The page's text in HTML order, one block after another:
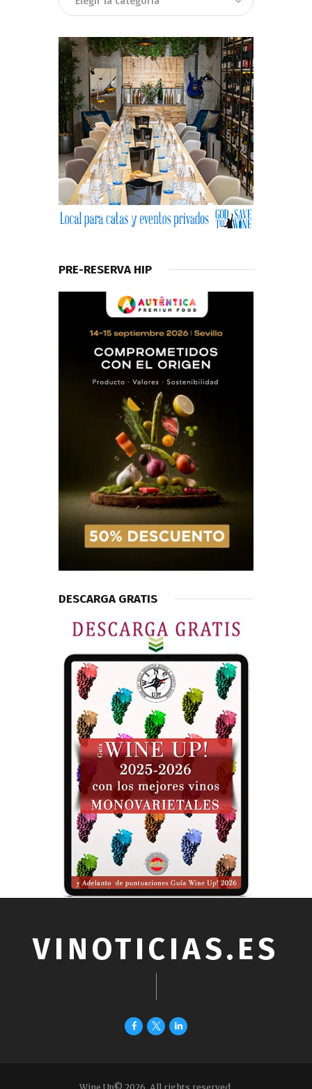
PRE-RESERVA HIP
DESCARGA GRATIS
VINOTICIAS.ES